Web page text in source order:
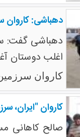
دهباشی: کاروان
دهباشی گفت:
اغلب دوستان
کاروان
کاروان "ایران، سرزمین برادری (۲)" با هدف تقویت ارتباطات
صالح کاهانی